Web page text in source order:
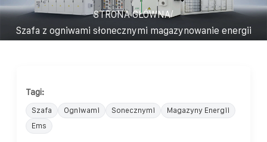
STRONA GŁÓWNA/
Szafa z ogniwami słonecznymi magazynowanie energii
Tagi:
Szafa Ogniwami Sonecznymi
Magazyny Energii
Ems